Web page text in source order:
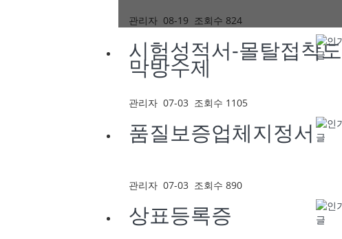
관리자 08-19 조회수 824
시험성적서-몰탈접착도
막방수제
관리자 07-03 조회수 1105
품질보증업체지정서
관리자 07-03 조회수 890
상표등록증